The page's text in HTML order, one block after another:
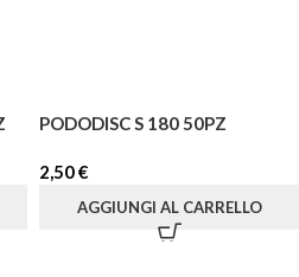
PODODISC S 180 50PZ
2,50€
AGGIUNGI AL CARRELLO